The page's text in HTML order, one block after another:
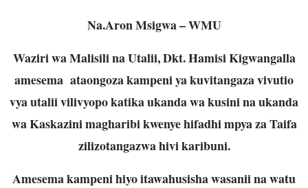
Na.Aron Msigwa – WMU
Waziri wa Malisili na Utalii, Dkt. Hamisi Kigwangalla
amesema ataongoza kampeni ya kuvitangaza vivutio
vya utalii vilivyopo katika ukanda wa kusini na ukanda
wa Kaskazini magharibi kwenye hifadhi mpya za Taifa
zilizotangazwa hivi karibuni.
Amesema kampeni hiyo itawahusisha wasanii na watu